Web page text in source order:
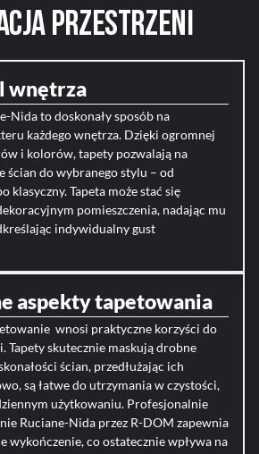
przestrzeni
wnętrza
Nida to doskonały sposób na
każdego wnętrza. Dzięki ogromnej
i kolorów, tapety pozwalają na
ścian do wybranego stylu – od
klasyczny. Tapeta może stać się
pomieszczenia, nadając mu
indywidualny gust
aspekty tapetowania
wnosi praktyczne korzyści do
Tapety skutecznie maskują drobne
ścian, przedłużając ich
są łatwe do utrzymania w czystości,
użytkowaniu. Profesjonalnie
Ruciane-Nida przez R-DOM zapewnia
wykończenie, co ostatecznie wpływa na